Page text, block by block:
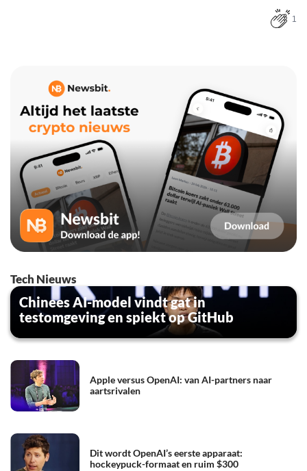
1
Tech Nieuws
Chinees AI-model vindt gat in
testomgeving en spiekt op GitHub
Apple versus OpenAI: van AI-partners naar
aartsrivalen
Dit wordt OpenAI’s eerste apparaat:
hockeypuck-formaat en ruim $300